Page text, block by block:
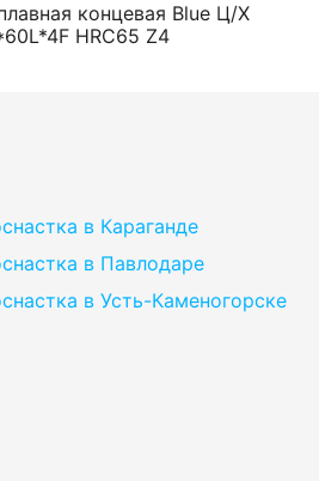
концевая Blue Ц/Х
HRC65 Z4
в Караганде
в Павлодаре
в Усть-Каменогорске